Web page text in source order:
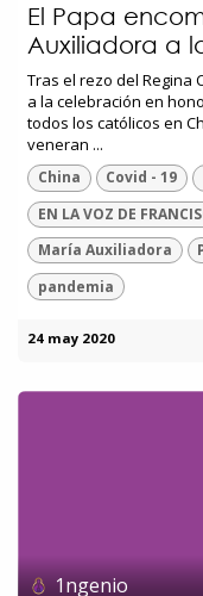
El Papa
Auxiliadora a
Tras el rezo del Regina
a la celebración en
todos los católicos en
veneran ...
China Covid - 19
EN LA VOZ DE
María Auxiliadora
pandemia
24 may 2020
1ngenio